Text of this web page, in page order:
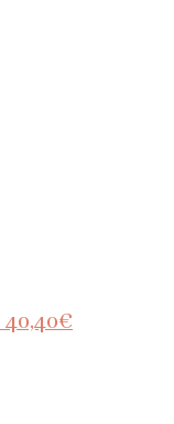
40,40€